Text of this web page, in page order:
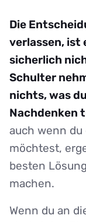
Die
verlassen, ist
sicherlich
Schulter
nichts, was
Nachdenken
auch wenn du
möchtest,
besten
machen.
Wenn du an